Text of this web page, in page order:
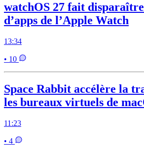
watchOS 27 fait
d’apps de l’Apple Watch
13:34
• 10
Space Rabbit accélère la
les bureaux virtuels de
11:23
• 4